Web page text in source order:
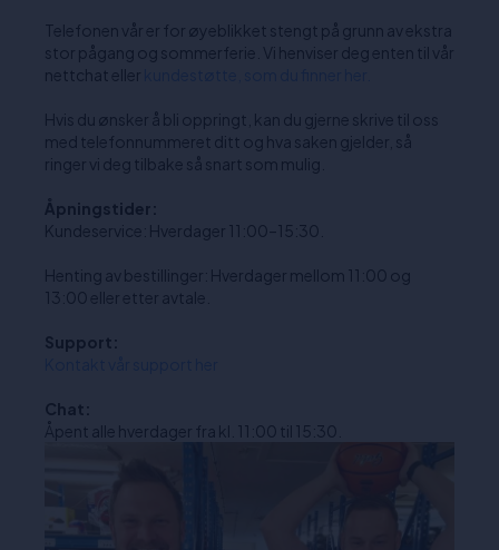
Telefonen vår er for øyeblikket stengt på grunn av ekstra
stor pågang og sommerferie. Vi henviser deg enten til vår
nettchat eller
Hvis du ønsker å bli oppringt, kan du gjerne skrive til oss
med telefonnummeret ditt og hva saken gjelder, så
ringer vi deg tilbake så snart som mulig.
Åpningstider:
Kundeservice: Hverdager 11:00–15:30.
Henting av bestillinger: Hverdager mellom 11:00 og
13:00 eller etter avtale.
Support:
Chat:
Åpent alle hverdager fra kl. 11:00 til 15:30.